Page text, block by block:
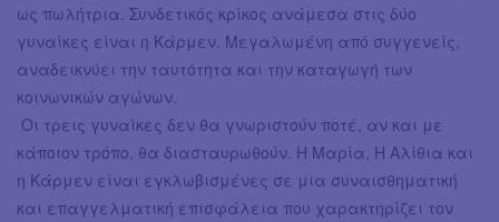
ως πωλήτρια. Συνδετικός κρίκος ανάμεσα στις δύο
γυναίκες είναι η Κάρμεν. Μεγαλωμένη από συγγενείς,
αναδεικνύει την ταυτότητα και την καταγωγή των
κοινωνικών αγώνων.
Οι τρεις γυναίκες δεν θα γνωριστούν ποτέ, αν και με
κάποιον τρόπο, θα διασταυρωθούν. Η Μαρία, Η Αλίθια και
η Κάρμεν είναι εγκλωβισμένες σε μια συναισθηματική
και επαγγελματική επισφάλεια που χαρακτηρίζει τον